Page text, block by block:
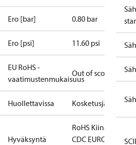
Ero [bar] 0.80 bar
Ero [psi] 11.60 psi
EU RoHS -
vaatimustenmukaisuus
Out of scope
Huollettavissa
Hyväksyntä
RoHS Kiina
CDC EURO-